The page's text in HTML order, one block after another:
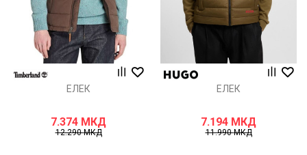
ЕЛЕК
7.374 МКД
12.290МКД
ЕЛЕК
7.194 МКД
11.990МКД